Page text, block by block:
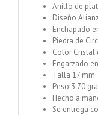
Anillo de
Diseño
Enchapado
Piedra de
Color Cristal
Engarzado
Talla 17 mm.
Peso 3.70
Hecho a
Se entrega